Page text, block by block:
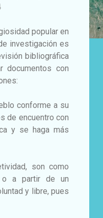
popular en
investigación es
bibliográfica
documentos con
conforme a su
de encuentro con
y se haga más
son como
o a partir de un
y libre, pues